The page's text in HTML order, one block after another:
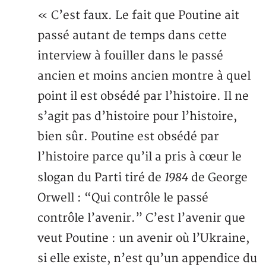
« C’est faux. Le fait que Poutine ait
passé autant de temps dans cette
interview à fouiller dans le passé
ancien et moins ancien montre à quel
point il est obsédé par l’histoire. Il ne
s’agit pas d’histoire pour l’histoire,
bien sûr. Poutine est obsédé par
l’histoire parce qu’il a pris à cœur le
slogan du Parti tiré de1984 de George
Orwell : “Qui contrôle le passé
contrôle l’avenir.” C’est l’avenir que
veut Poutine : un avenir où l’Ukraine,
si elle existe, n’est qu’un appendice du